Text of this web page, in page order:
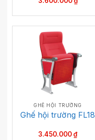
GHẾ HỘI TRƯỜNG
Ghế hội trường FL18
3.450.000₫